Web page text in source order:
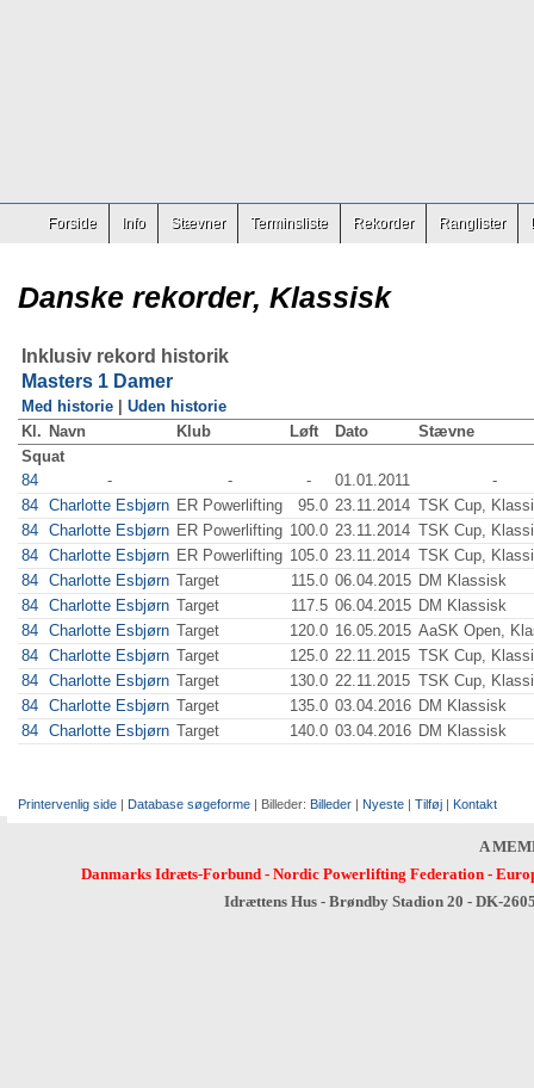
Forside Info Stævner Terminsliste Rekorder Ranglister
Danske rekorder, Klassisk
Inklusiv rekord historik
Masters 1 Damer
Med historie
Uden historie
Kl. Navn Klub Løft Dato
Stævne
Squat
84
- - - 01.01.2011
-
84 Charlotte Esbjørn ER Powerlifting 95.0 23.11.2014 TSK Cup,
84 Charlotte Esbjørn ER Powerlifting 100.0 23.11.2014 TSK Cup,
84 Charlotte Esbjørn ER Powerlifting 105.0 23.11.2014 TSK Cup,
84 Charlotte Esbjørn Target 115.0 06.04.2015 DM Klassisk
84 Charlotte Esbjørn Target 117.5 06.04.2015 DM Klassisk
84 Charlotte Esbjørn Target 120.0 16.05.2015 AaSK Open,
84 Charlotte Esbjørn Target 125.0 22.11.2015 TSK Cup,
84 Charlotte Esbjørn Target 130.0 22.11.2015 TSK Cup,
84 Charlotte Esbjørn Target 135.0 03.04.2016 DM Klassisk
84 Charlotte Esbjørn Target 140.0 03.04.2016 DM Klassisk
Printervenlig side | Database søgeforme | Billeder: Billeder | Nyeste | Tilføj | Kontakt
A
Danmarks Idræts-Forbund- Nordic Powerlifting Federation-
Idrættens Hus - Brøndby Stadion 20 - DK-